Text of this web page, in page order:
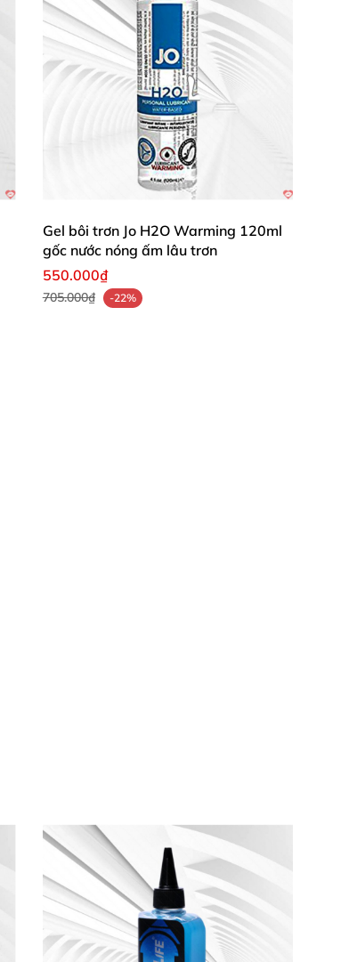
Gel bôi trơn Jo H2O Warming 120ml
gốc nước nóng ấm lâu trơn
550.000₫
705.000₫ -22%